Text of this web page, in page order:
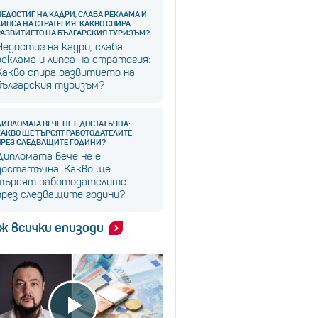
НА КАДРИ, СЛАБА РЕКЛАМА И
НА СТРАТЕГИЯ: КАКВО СПИРА
НА БЪЛГАРСКИЯ ТУРИЗЪМ?
на кадри, слаба
и липса на стратегия:
спира развитието на
туризъм?
ВЕЧЕ НЕ Е ДОСТАТЪЧНА:
ЩЕ ТЪРСЯТ РАБОТОДАТЕЛИТЕ
СЛЕДВАЩИТЕ ГОДИНИ?
вече не е
Какво ще
работодателите
следващите години?
всички епизоди